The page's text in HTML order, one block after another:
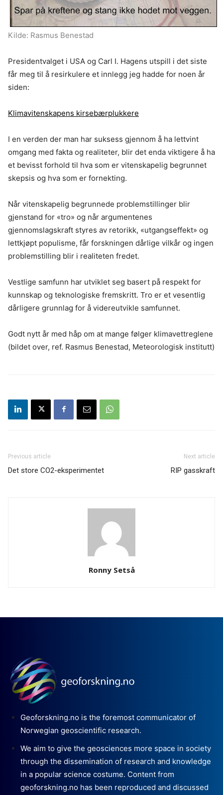
Kilde: Rasmus Benestad
Presidentvalget i USA og Carl I. Hagens utspill i det siste
får meg til å resirkulere et innlegg jeg hadde for noen år
siden:
Klimavitenskapens kirsebærplukkere
I en verden der man har suksess gjennom å ha lettvint
omgang med fakta og realiteter, blir det enda viktigere å ha
et bevisst forhold til hva som er vitenskapelig begrunnet
skepsis og hva som er fornekting.
Når vitenskapelig begrunnede problemstillinger blir
gjenstand for «tro» og når argumentenes
gjennomslagskraft styres av retorikk, «utgangseffekt» og
lettkjøpt populisme, får forskningen dårlige vilkår og ingen
problemstilling blir i realiteten fredet.
Vestlige samfunn har utviklet seg basert på respekt for
kunnskap og teknologiske fremskritt. Tro er et vesentlig
dårligere grunnlag for å videreutvikle samfunnet.
Godt nytt år med håp om at mange følger klimavettreglene
(bildet over, ref. Rasmus Benestad, Meteorologisk institutt)
Previous article
Det store CO2-eksperimentet
Next article
RIP gasskraft
Ronny Setså
Geoforskning.no is the foremost communicator of
Norwegian geoscientific research.
We aim to give the geosciences more space in society
through the dissemination of research and knowledge
in a popular science costume. Content from
geoforskning.no has been reproduced and discussed